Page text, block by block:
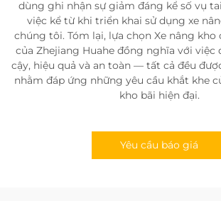
dùng ghi nhận sự giảm đáng kể số vụ
việc kể từ khi triển khai sử dụng xe
chúng tôi. Tóm lại, lựa chọn Xe nâng kho
của Zhejiang Huahe đồng nghĩa với việc
cậy, hiệu quả và an toàn — tất cả đều
nhằm đáp ứng những yêu cầu khắt khe
kho bãi hiện đại.
Yêu cầu báo giá